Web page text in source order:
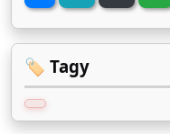
🏷️ Tagy